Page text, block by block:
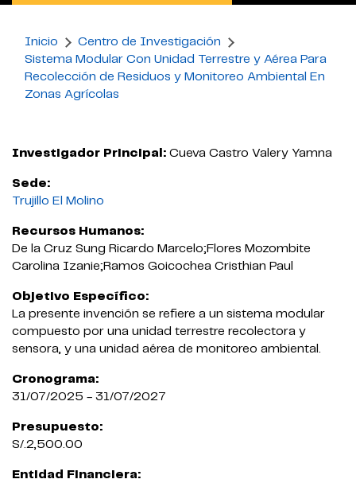
Inicio
Centro de Investigación
Sistema Modular Con Unidad Terrestre y Aérea Para
Recolección de Residuos y Monitoreo Ambiental En
Zonas Agrícolas
Investigador Principal: Cueva Castro Valery Yamna
Sede:
Trujillo El Molino
Recursos Humanos:
De la Cruz Sung Ricardo Marcelo;Flores Mozombite
Carolina Izanie;Ramos Goicochea Cristhian Paul
Objetivo Específico:
La presente invención se refiere a un sistema modular
compuesto por una unidad terrestre recolectora y
sensora, y una unidad aérea de monitoreo ambiental.
Cronograma:
31/07/2025 - 31/07/2027
Presupuesto:
S/.2,500.00
Entidad Financiera: